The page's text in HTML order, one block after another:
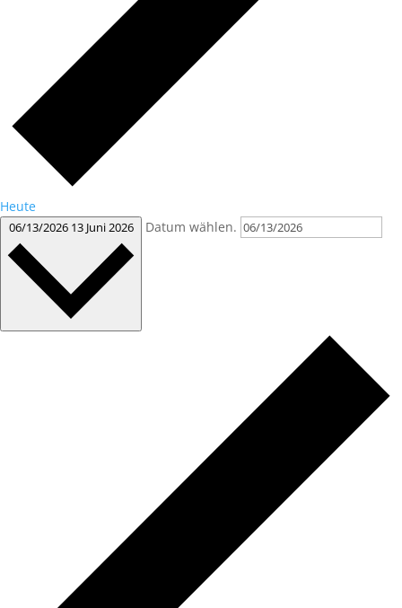
Heute
06/13/2026 13 Juni 2026 Datum wählen.